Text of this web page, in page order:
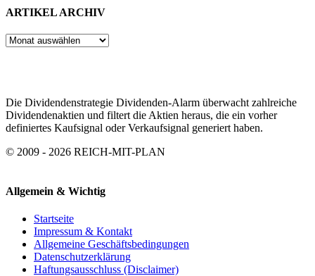
ARTIKEL ARCHIV
ARTIKEL
Die Dividendenstrategie Dividenden-Alarm überwacht zahlreiche
Dividendenaktien und filtert die Aktien heraus, die ein vorher
definiertes Kaufsignal oder Verkaufsignal generiert haben.
© 2009 - 2026 REICH-MIT-PLAN
Allgemein & Wichtig
Startseite
Impressum & Kontakt
Allgemeine Geschäftsbedingungen
Datenschutzerklärung
Haftungsausschluss (Disclaimer)